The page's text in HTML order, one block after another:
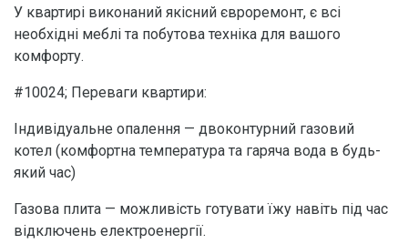
У квартирі виконаний якісний євроремонт, є всі
необхідні меблі та побутова техніка для вашого
комфорту.
#10024; Переваги квартири:
Індивідуальне опалення — двоконтурний газовий
котел (комфортна температура та гаряча вода в будь-
який час)
Газова плита — можливість готувати їжу навіть під час
відключень електроенергії.